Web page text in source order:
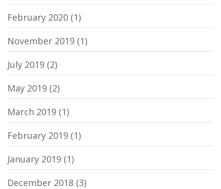
February 2020 (1)
November 2019 (1)
July 2019 (2)
May 2019 (2)
March 2019 (1)
February 2019 (1)
January 2019 (1)
December 2018 (3)